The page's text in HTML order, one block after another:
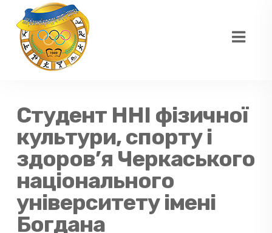
Студент ННІ фізичної
культури, спорту і
здоров’я Черкаського
національного
університету імені
Богдана